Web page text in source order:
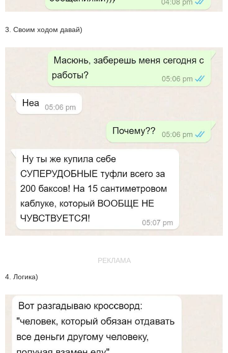
3. Своим ходом давай)
РЕКЛАМА
4. Логика)